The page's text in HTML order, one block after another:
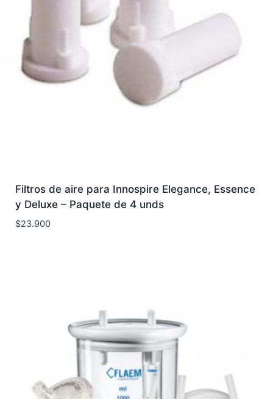
Filtros de aire para Innospire Elegance, Essence
y Deluxe – Paquete de 4 unds
$23.900